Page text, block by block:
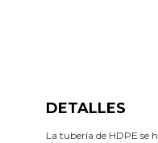
DETALLES
La tubería de HDPE se